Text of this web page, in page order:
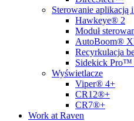
Sterowanie aplikacją
Hawkeye® 2
Moduł
AutoBoom®
Recyrkulacja
Sidekick Pro™
Wyświetlacze
Viper® 4+
CR12®+
CR7®+
Work at Raven